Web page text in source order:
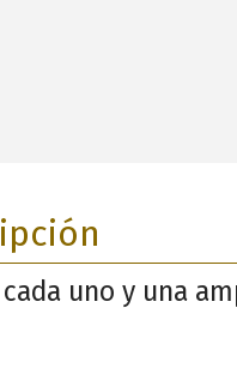
uno y una